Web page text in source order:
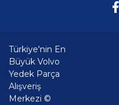
Türkiye'nin En
Büyük Volvo
Yedek Parça
Alışveriş
Merkezi ©